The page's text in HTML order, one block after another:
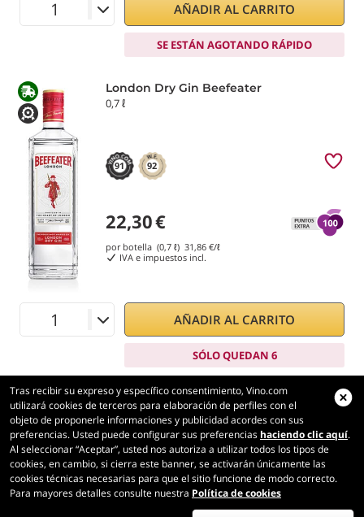
AÑADIR AL CARRITO
SE ESTÁN AGOTANDO RÁPIDO
London Dry Gin Beefeater
0,7 ℓ
91 92
22,30€
por botella (0,7 ℓ) 31,86 €/ℓ
IVA e impuestos incl.
AÑADIR AL CARRITO
SÓLO QUEDAN 6
Tras recibir su expreso y específico consentimiento, Vino.com
utilizará cookies de terceros para elaboración de perfiles con el
objeto de proponerle informaciones y publicidad acordes con sus
preferencias. Usted puede configurar sus preferencias haciendo clic aquí.
Al seleccionar “Aceptar”, usted nos autoriza a utilizar todos los tipos de
cookies, en cambio, si cierra este banner, se activarán únicamente las
cookies técnicas necesarias para que el sitio funcione de modo correcto.
Para mayores detalles consulte nuestra Política de cookies
Vino.com
Made with
in Tuscany
Página cargada en 192 ms
production-front-1-1Copyright © 2026 VINO.COM 3ND S.r.l.
P.IVA IT06031960484 REA FI 594577 Cap. Soc. 345.772,16 € i.v.